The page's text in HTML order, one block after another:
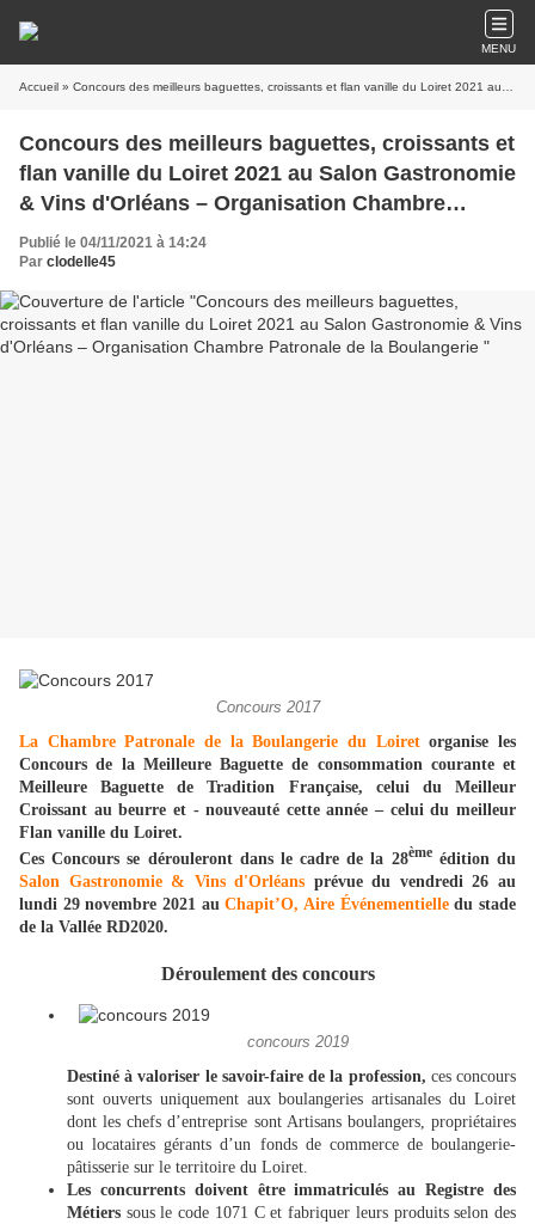
MENU
Accueil » Concours des meilleurs baguettes, croissants et flan vanille du Loiret 2021 au Salon Gastronomie & Vins d'Orléans – Organisation Chambre Patronale de la Boulangerie
Concours des meilleurs baguettes, croissants et
flan vanille du Loiret 2021 au Salon Gastronomie
& Vins d'Orléans – Organisation Chambre
Patronale de la Boulangerie
Publié le 04/11/2021 à 14:24
Par clodelle45
Concours 2017
La Chambre Patronale de la Boulangerie du Loiretorganise les
Concours de la Meilleure Baguette de consommation courante et
Meilleure Baguette de Tradition Française, celui du Meilleur
Croissant au beurre et - nouveauté cette année – celui du meilleur
Flan vanille du Loiret.
Ces Concours se dérouleront dans le cadre de la 28èmeédition du
Salon Gastronomie & Vins d'Orléans prévue du vendredi 26 au
lundi 29 novembre 2021 auChapit’O, Aire Événementielledu stade
de la Vallée RD2020.
Déroulement des concours
concours 2019
Destiné à valoriser le savoir-faire de la profession, ces concours
sont ouverts uniquement aux boulangeries artisanales du Loiret
dont les chefs d’entreprise sont Artisans boulangers, propriétaires
ou locataires gérants d’un fonds de commerce de boulangerie-
pâtisserie sur le territoire du Loiret.
Les concurrents doivent être immatriculés au Registre des
Métiers sous le code 1071 C et fabriquer leurs produits selon des